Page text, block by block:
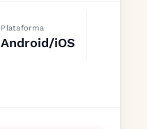
Plataforma
Android/iOS